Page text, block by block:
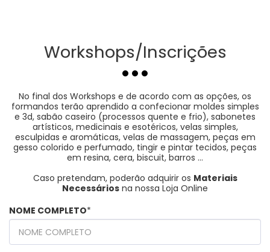
Workshops/Inscrições
No final dos Workshops e de acordo com as opções, os
formandos terão aprendido a confecionar moldes simples
e 3d, sabão caseiro (processos quente e frio), sabonetes
artísticos, medicinais e esotéricos, velas simples,
esculpidas e aromáticas, velas de massagem, peças em
gesso colorido e perfumado, tingir e pintar tecidos, peças
em resina, cera, biscuit, barros ...
Caso pretendam, poderão adquirir os Materiais
Necessários na nossa Loja Online
NOME COMPLETO*